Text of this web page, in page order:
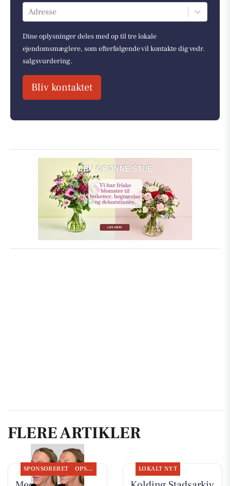
Adresse
Dine oplysninger deles med op til tre lokale
ejendomsmæglere, som efterfølgende vil kontakte dig vedr.
salgsvurdering.
Bliv kontaktet
FLERE ARTIKLER
SPONSORERET OPSLAGSTAVLEN LOKALT NYT